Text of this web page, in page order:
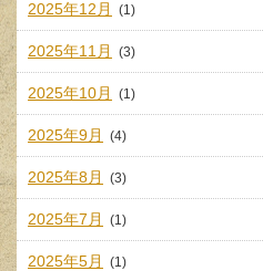
2025年12月 (1)
2025年11月 (3)
2025年10月 (1)
2025年9月 (4)
2025年8月 (3)
2025年7月 (1)
2025年5月 (1)